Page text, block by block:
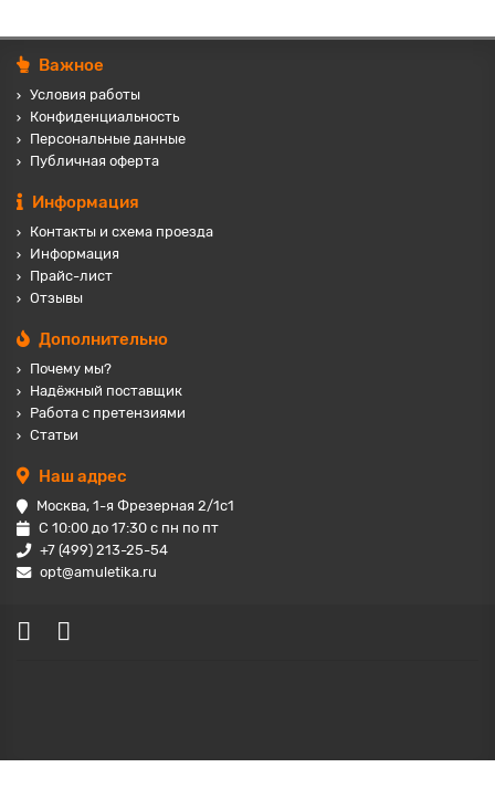
Важное
Условия работы
Конфиденциальность
Персональные данные
Публичная оферта
Информация
Контакты и схема проезда
Информация
Прайс-лист
Отзывы
Дополнительно
Почему мы?
Надёжный поставщик
Работа с претензиями
Статьи
Наш адрес
Москва, 1-я Фрезерная 2/1с1
С 10:00 до 17:30 с пн по пт
+7 (499) 213-25-54
opt@amuletika.ru